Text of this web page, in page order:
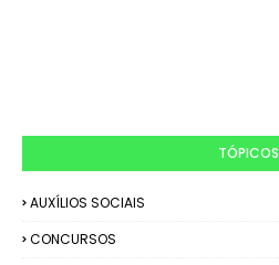
TÓPICOS
AUXÍLIOS SOCIAIS
CONCURSOS